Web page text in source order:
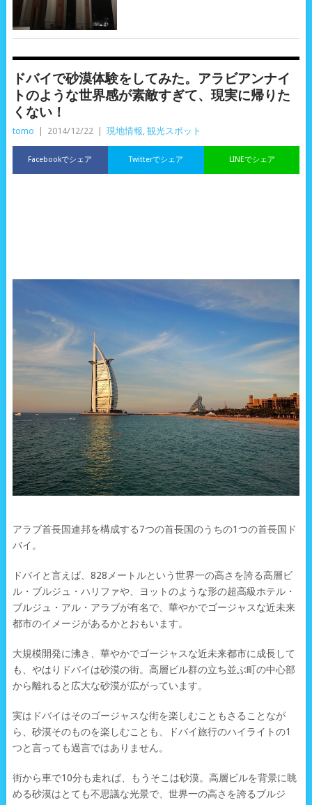
ドバイで砂漠体験をしてみた。アラビアンナイ
トのような世界感が素敵すぎて、現実に帰りた
くない！
tomo 2014/12/22 現地情報, 観光スポット
Facebookでシェア LINEでシェア
Twitterでシェア
アラブ首長国連邦を構成する7つの首長国のうちの1つの首長国ド
バイ。
ドバイと言えば、828メートルという世界一の高さを誇る高層ビ
ル・ブルジュ・ハリファや、ヨットのような形の超高級ホテル・
ブルジュ・アル・アラブが有名で、華やかでゴージャスな近未来
都市のイメージがあるかとおもいます。
大規模開発に沸き、華やかでゴージャスな近未来都市に成長して
も、やはりドバイは砂漠の街。高層ビル群の立ち並ぶ町の中心部
から離れると広大な砂漠が広がっています。
実はドバイはそのゴージャスな街を楽しむこともさることなが
ら、砂漠そのものを楽しむことも、ドバイ旅行のハイライトの1
つと言っても過言ではありません。
街から車で10分も走れば、もうそこは砂漠。高層ビルを背景に眺
める砂漠はとても不思議な光景で、世界一の高さを誇るブルジ